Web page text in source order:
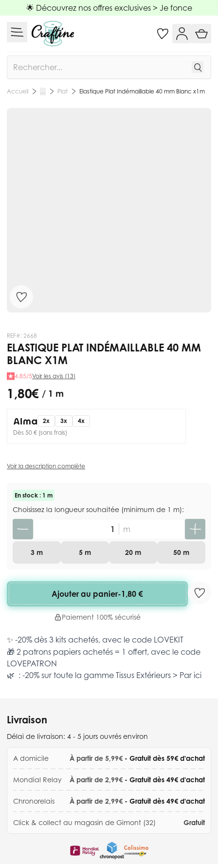
Allez au contenu
🌟 Découvrez nos offres exclusives > Je fonce
Accueil … Plat Elastique Plat Indémaillable 40 mm Blanc x1m
REF#: 2668
ELASTIQUE PLAT INDÉMAILLABLE 40 MM
BLANC X1M
4.85/5Voir les avis (13)
1,80 € / 1 m
2x 3x
4x
Dès 50 € (sans frais)
Voir la description complète
En stock : 1 m
Choisissez la longueur souhaitée (minimum de 1 m):
m
3 m 5 m 20 m 50 m
Ajouter au panier-1,80 €
Paiement 100% sécurisé
✨ -20% dès 3 kits achetés, avec le code LOVEKIT
🎁 2 patrons papiers achetés = 1 offert, avec le code
LOVEPATRON
🌿 : -20% sur toute la gamme Tissus Extérieurs > Par ici
Livraison
Délai de livraison: 4 - 5 jours ouvrés environ
A domicile À partir de 5,99€ - Gratuit dès 59€ d'achat
Mondial Relay À partir de 2,99€ - Gratuit dès 49€ d'achat
Chronorelais À partir de 2,99€ - Gratuit dès 49€ d'achat
Click & collect au magasin de Gimont (32) Gratuit